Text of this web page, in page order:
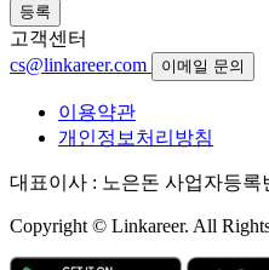
등록
고객센터
cs@linkareer.com
이메일 문의
이용약관
개인정보처리방침
대표이사 : 노은돈 사업자등록
Copyright © Linkareer. All